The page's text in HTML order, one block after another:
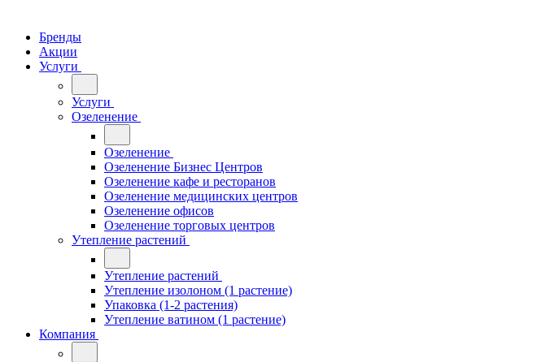
Бренды
Акции
Услуги
Услуги
Озеленение
Озеленение
Озеленение Бизнес Центров
Озеленение кафе и ресторанов
Озеленение медицинских центров
Озеленение офисов
Озеленение торговых центров
Утепление растений
Утепление растений
Утепление изолоном (1 растение)
Упаковка (1-2 растения)
Утепление ватином (1 растение)
Компания